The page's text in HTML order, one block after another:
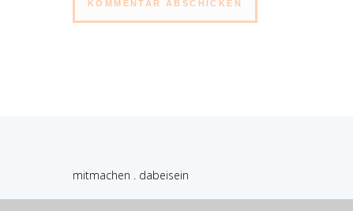
mitmachen . dabeisein